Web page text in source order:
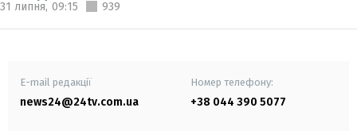
31 липня, 09:15 939
E-mail редакції
news24@24tv.com.ua
Номер телефону:
+38 044 390 5077